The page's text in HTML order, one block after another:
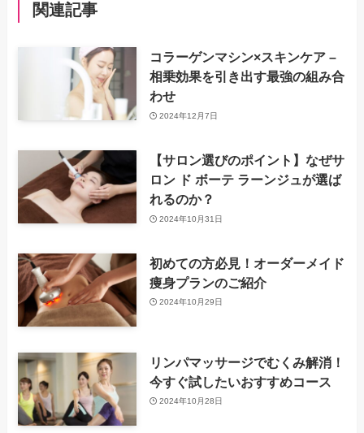
関連記事
コラーゲンマシン×スキンケア –
相乗効果を引き出す最強の組み合
わせ
2024年12月7日
【サロン選びのポイント】なぜサ
ロン ド ボーテ ラーンジュが選ば
れるのか？
2024年10月31日
初めての方必見！オーダーメイド
痩身プランのご紹介
2024年10月29日
リンパマッサージでむくみ解消！
今すぐ試したいおすすめコース
2024年10月28日